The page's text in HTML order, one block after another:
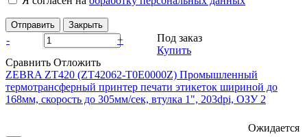
Отправить Закрыть
- +
Под заказ
Купить
Сравнить Отложить
ZEBRA ZT420 (ZT42062-T0E0000Z) Промышленный
термотрансферный принтер печати этикеток шириной до
168мм, скорость до 305мм/сек, втулка 1", 203dpi, ОЗУ 2
Ожидается